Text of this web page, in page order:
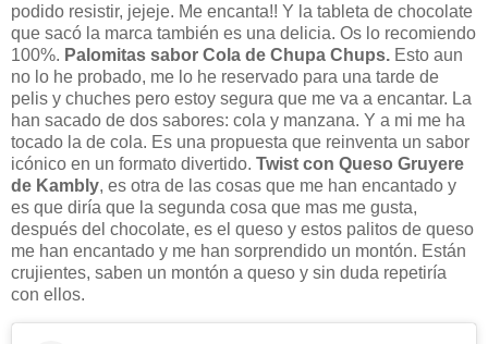
podido resistir, jejeje. Me encanta!! Y la tableta de chocolate
que sacó la marca también es una delicia. Os lo recomiendo
100%. Palomitas sabor Cola de Chupa Chups. Esto aun
no lo he probado, me lo he reservado para una tarde de
pelis y chuches pero estoy segura que me va a encantar. La
han sacado de dos sabores: cola y manzana. Y a mi me ha
tocado la de cola. Es una propuesta que reinventa un sabor
icónico en un formato divertido. Twist con Queso Gruyere
de Kambly, es otra de las cosas que me han encantado y
es que diría que la segunda cosa que mas me gusta,
después del chocolate, es el queso y estos palitos de queso
me han encantado y me han sorprendido un montón. Están
crujientes, saben un montón a queso y sin duda repetiría
con ellos.